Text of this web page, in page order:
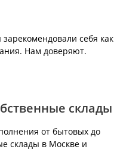
себя как
Нам доверяют.
склады
от бытовых до
склады в Москве и